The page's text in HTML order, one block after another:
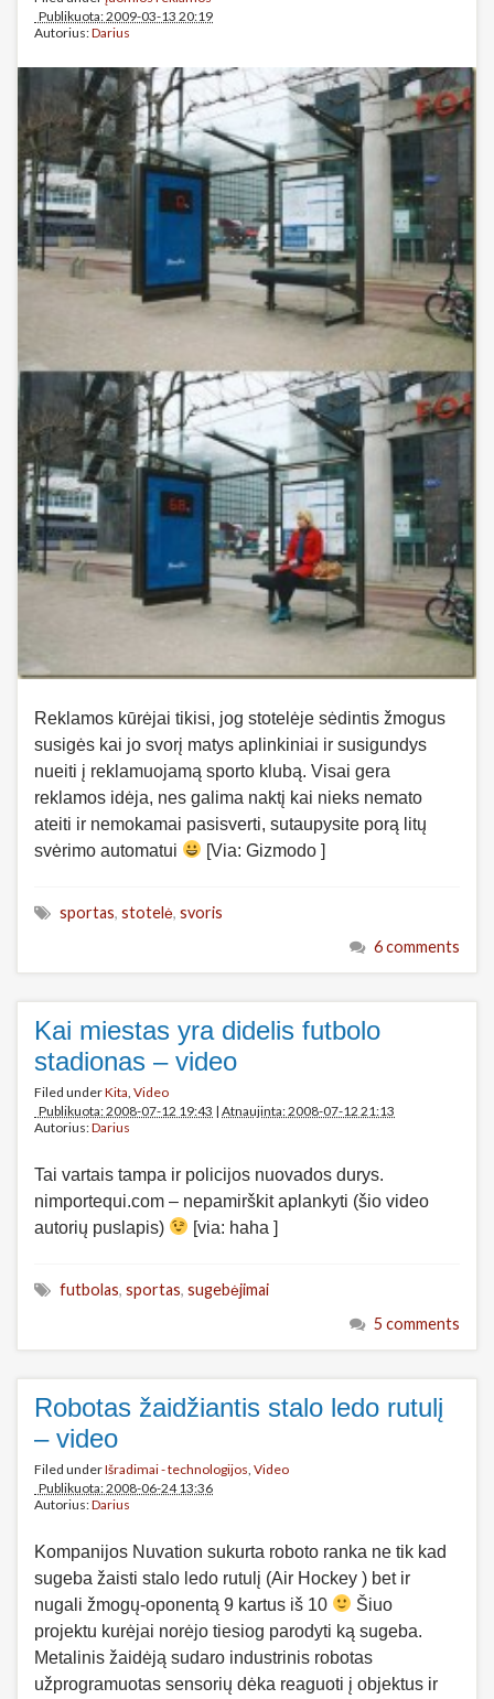
Publikuota: 2009-03-13 20:19
Autorius:Darius
Reklamos kūrėjai tikisi, jog stotelėje sėdintis žmogus
susigės kai jo svorį matys aplinkiniai ir susigundys
nueiti į reklamuojamą sporto klubą. Visai gera
reklamos idėja, nes galima naktį kai nieks nemato
ateiti ir nemokamai pasisverti, sutaupysite porą litų
svėrimo automatui
[Via: Gizmodo ]
sportas, stotelė, svoris
6 comments
Kai miestas yra didelis futbolo
stadionas – video
Filed underKita Video
Publikuota: 2008-07-12 19:43 | Atnaujinta: 2008-07-12 21:13
Autorius:Darius
Tai vartais tampa ir policijos nuovados durys.
nimportequi.com – nepamirškit aplankyti (šio video
autorių puslapis)
[via: haha ]
futbolas, sportas, sugebėjimai
5 comments
Robotas žaidžiantis stalo ledo rutulį
– video
Filed underIšradimai - technologijos Video
Publikuota: 2008-06-24 13:36
Autorius:Darius
Kompanijos Nuvation sukurta roboto ranka ne tik kad
sugeba žaisti stalo ledo rutulį (Air Hockey ) bet ir
nugali žmogų-oponentą 9 kartus iš 10
Šiuo
projektu kurėjai norėjo tiesiog parodyti ką sugeba.
Metalinis žaidėją sudaro industrinis robotas
užprogramuotas sensorių dėka reaguoti į objektus ir